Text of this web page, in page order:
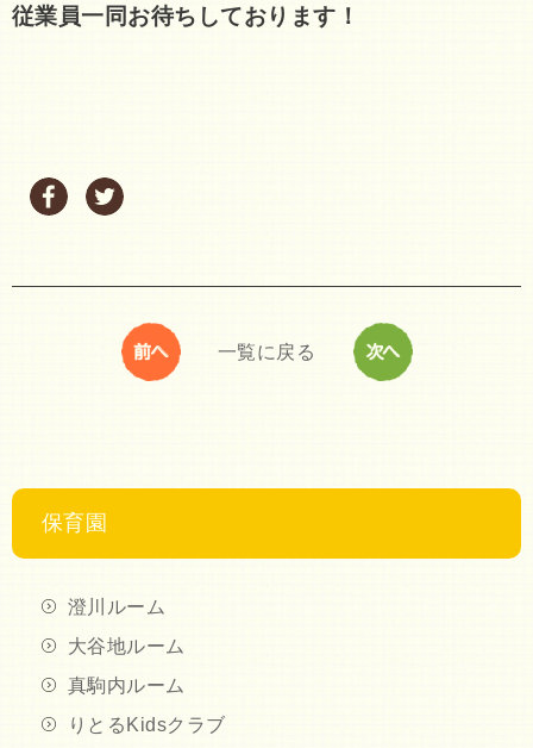
従業員一同お待ちしております！
一覧に戻る
保育園
澄川ルーム
大谷地ルーム
真駒内ルーム
りとるKidsクラブ